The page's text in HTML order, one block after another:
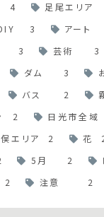
4 足尾エリア
3 アート
3 芸術 3
ダム 3
バス 2
2 日光市全域
エリア 2 花
5月 2
2 注意 2